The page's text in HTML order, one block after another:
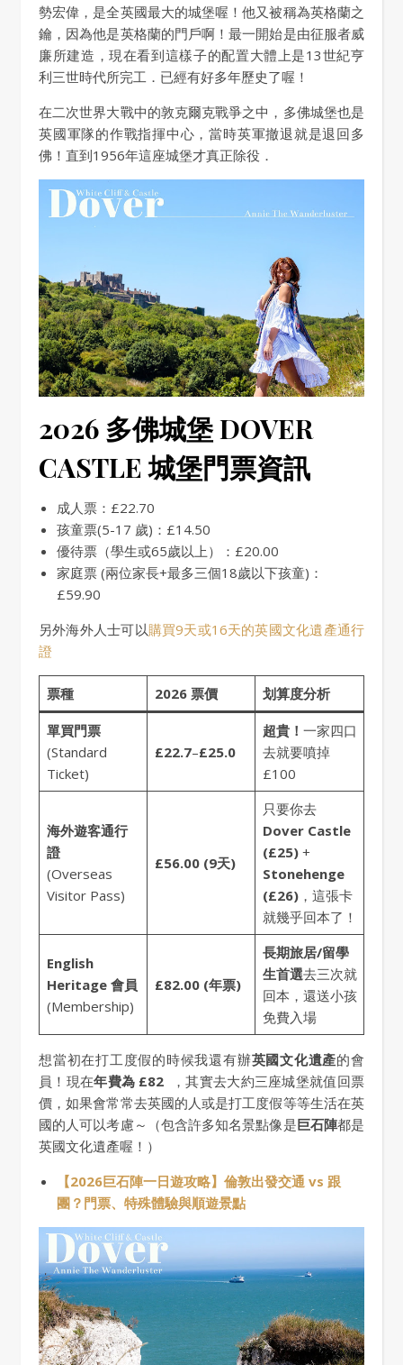
勢宏偉，是全英國最大的城堡喔！他又被稱為英格蘭之
鑰，因為他是英格蘭的門戶啊！最一開始是由征服者威
廉所建造，現在看到這樣子的配置大體上是13世紀亨
利三世時代所完工．已經有好多年歷史了喔！
在二次世界大戰中的敦克爾克戰爭之中，多佛城堡也是
英國軍隊的作戰指揮中心，當時英軍撤退就是退回多
佛！直到1956年這座城堡才真正除役．
2026 多佛城堡 DOVER
CASTLE 城堡門票資訊
成人票：£22.70
孩童票(5-17 歲)：£14.50
優待票（學生或65歲以上）：£20.00
家庭票 (兩位家長+最多三個18歲以下孩童)：
£59.90
另外海外人士可以購買9天或16天的英國文化遺產通行
證
票種 2026 票價 划算度分析
單買門票
(Standard
Ticket)
£22.7–£25.0
超貴！ 一家四口
去就要噴掉
£100
海外遊客通行
證
(Overseas
Visitor Pass)
£56.00 (9天)
只要你去
Dover Castle
(£25)+
Stonehenge
(£26)，這張卡
就幾乎回本了！
English
Heritage 會員
(Membership)
£82.00 (年票)
長期旅居/留學
生首選去三次就
回本，還送小孩
免費入場
想當初在打工度假的時候我還有辦英國文化遺產的會
員！現在年費為 £82
，其實去大約三座城堡就值回票
價，如果會常常去英國的人或是打工度假等等生活在英
國的人可以考慮～（包含許多知名景點像是巨石陣都是
英國文化遺產喔！）
【2026巨石陣一日遊攻略】倫敦出發交通 vs 跟
團？門票、特殊體驗與順遊景點